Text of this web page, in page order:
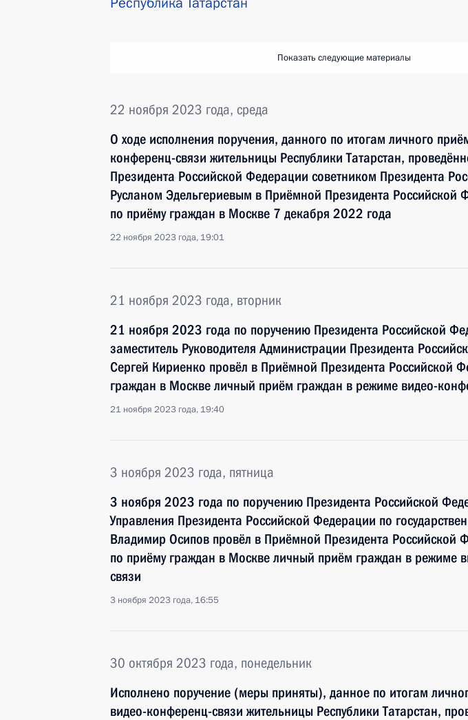
Показать следующие материалы
22 ноября 2023 года, среда
О ходе исполнения поручения, данного по итогам личного
конференц-связи жительницы Республики Татарстан,
Президента Российской Федерации советником Президента
Русланом Эдельгериевым в Приёмной Президента Российской
по приёму граждан в Москве 7 декабря 2022 года
22 ноября 2023 года, 19:01
21 ноября 2023 года, вторник
21 ноября 2023 года по поручению Президента Российской
заместитель Руководителя Администрации Президента
Сергей Кириенко провёл в Приёмной Президента Российской
граждан в Москве личный приём граждан в режиме видео-
21 ноября 2023 года, 19:40
3 ноября 2023 года, пятница
3 ноября 2023 года по поручению Президента Российской
Управления Президента Российской Федерации по
Владимир Осипов провёл в Приёмной Президента Российской
по приёму граждан в Москве личный приём граждан в режиме
связи
3 ноября 2023 года, 16:55
30 октября 2023 года, понедельник
Исполнено поручение (меры приняты), данное по итогам
видео-конференц-связи жительницы Республики Татарстан,